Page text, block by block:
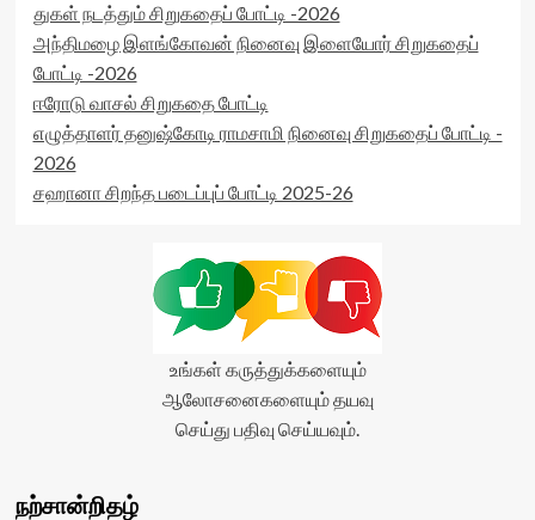
துகள் நடத்தும் சிறுகதைப் போட்டி -2026
அந்திமழை இளங்கோவன் நினைவு இளையோர் சிறுகதைப்
போட்டி -2026
ஈரோடு வாசல் சிறுகதை போட்டி
எழுத்தாளர் தனுஷ்கோடி ராமசாமி நினைவு சிறுகதைப் போட்டி -
2026
சஹானா சிறந்த படைப்புப் போட்டி 2025-26
உங்கள் கருத்துக்களையும்
ஆலோசனைகளையும் தயவு
செய்து பதிவு செய்யவும்.
நற்சான்றிதழ்